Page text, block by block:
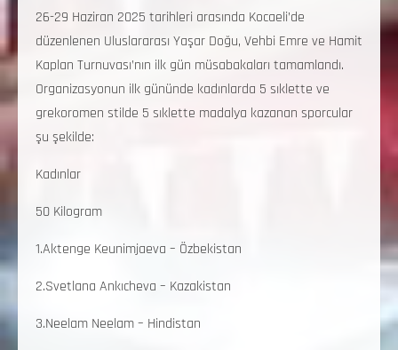
26-29 Haziran 2025 tarihleri arasında Kocaeli’de
düzenlenen Uluslararası Yaşar Doğu, Vehbi Emre ve Hamit
Kaplan Turnuvası’nın ilk gün müsabakaları tamamlandı.
Organizasyonun ilk gününde kadınlarda 5 sıklette ve
grekoromen stilde 5 sıklette madalya kazanan sporcular
şu şekilde:
Kadınlar
50 Kilogram
1.Aktenge Keunimjaeva – Özbekistan
2.Svetlana Ankıcheva – Kazakistan
3.Neelam Neelam – Hindistan